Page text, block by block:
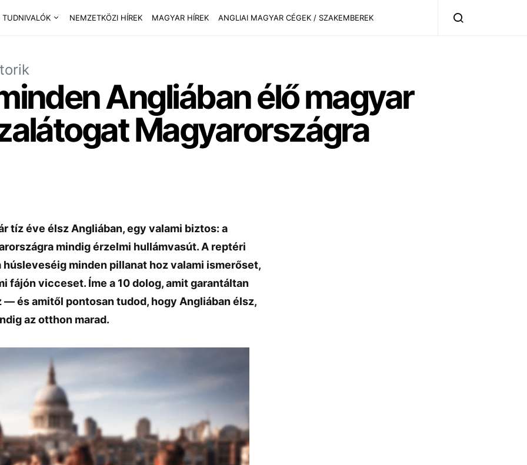
NEMZETKÖZI HÍREK MAGYAR HÍREK ANGLIAI MAGYAR CÉGEK / SZAKEMBEREK
Angliában élő magyar
Magyarországra
tíz éve élsz Angliában, egy valami biztos: a
mindig érzelmi hullámvasút. A reptéri
húsleveséig minden pillanat hoz valami ismerőset,
fájón vicceset. Íme a 10 dolog, amit garantáltan
és amitől pontosan tudod, hogy Angliában élsz,
az otthon marad.